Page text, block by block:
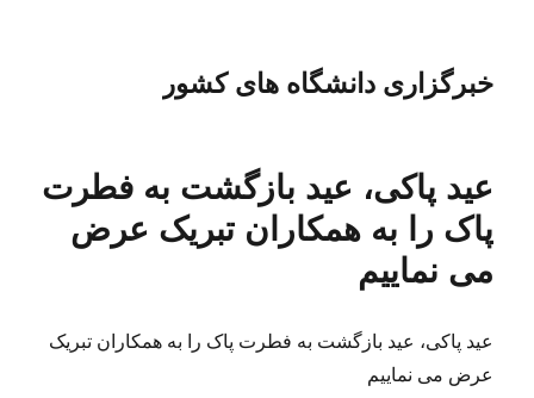
خبرگزاری دانشگاه های کشور
عید پاکی، عید بازگشت به فطرت
پاک را به همکاران تبریک عرض
می نماییم
عید پاکی، عید بازگشت به فطرت پاک را به همکاران تبریک
عرض می نماییم